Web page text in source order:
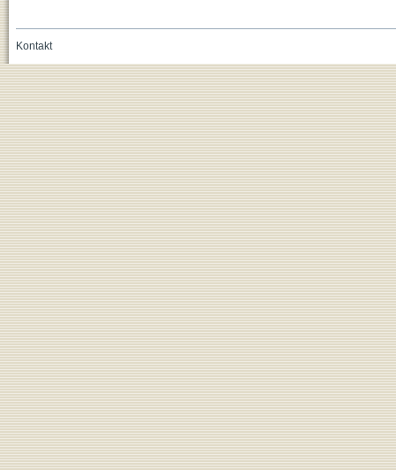
Kontakt